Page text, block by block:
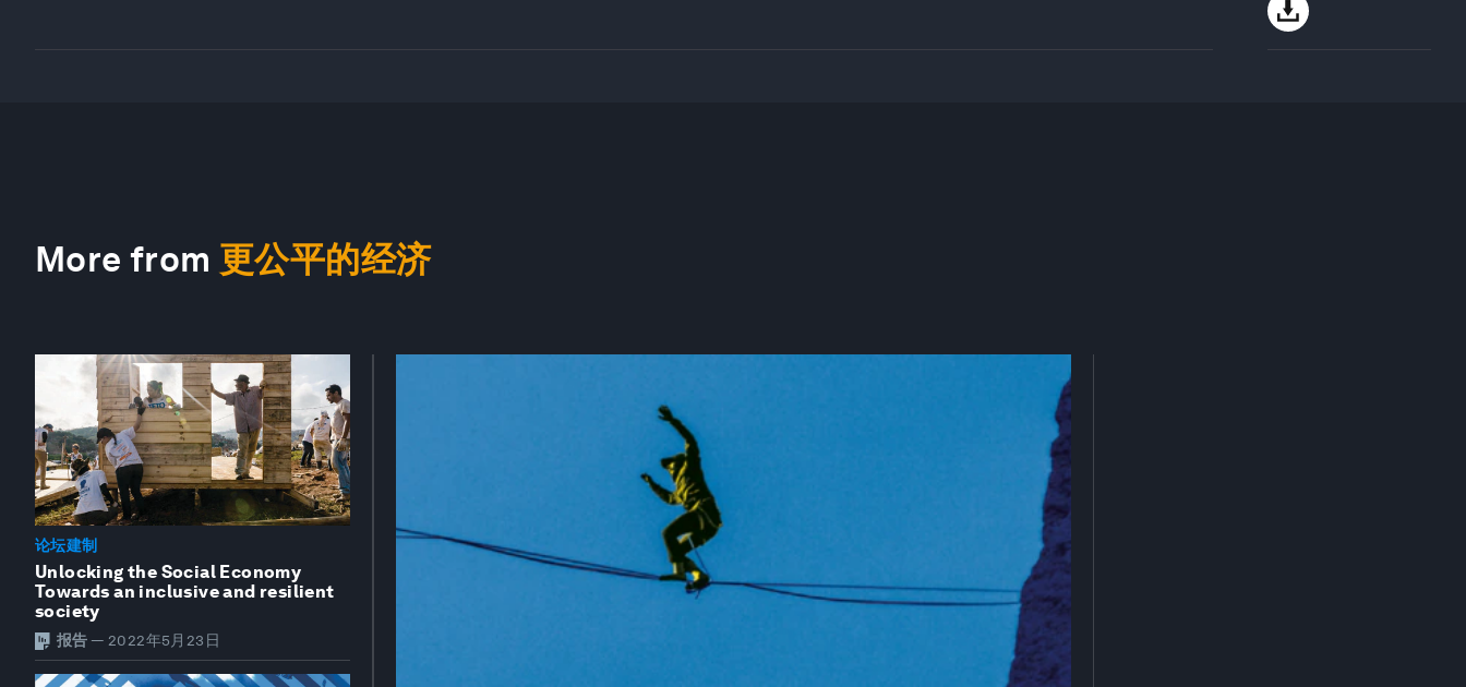
More from 更公平的经济
论坛建制
Unlocking the Social Economy
Towards an inclusive and resilient
society
报告 — 2022年5月23日